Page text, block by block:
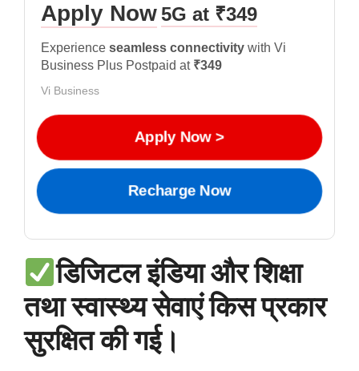
Apply Now5G at ₹349
Experience seamless connectivity with Vi
Business Plus Postpaid at ₹349
Vi Business
Apply Now >
Recharge Now
डिजिटल इंडिया और शिक्षा
तथा स्वास्थ्य सेवाएं किस प्रकार
सुरक्षित की गई।